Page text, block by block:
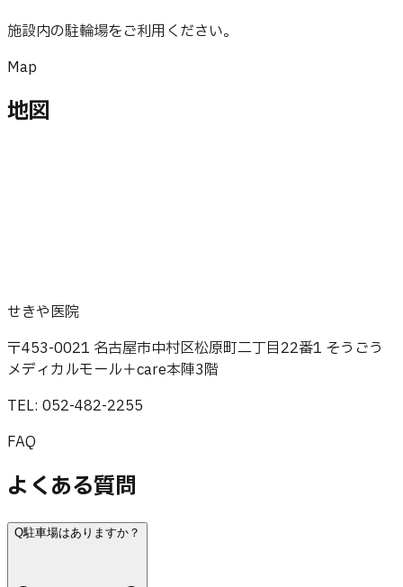
施設内の駐輪場をご利用ください。
Map
地図
せきや医院
〒453-0021 名古屋市中村区松原町二丁目22番1 そうごう
メディカルモール＋care本陣3階
TEL: 052-482-2255
FAQ
よくある質問
Q駐車場はありますか？